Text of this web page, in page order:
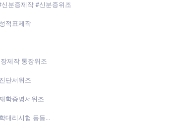
분증제작 #신분증위조
적표제작
제작 통장위조
단서위조
학증명서위조
대리시험 등등...